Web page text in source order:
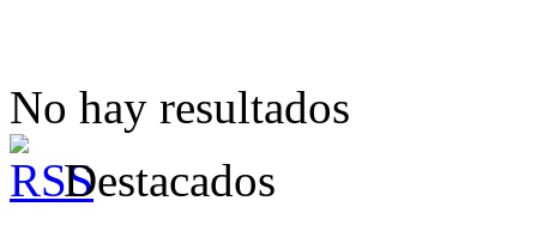
No hay resultados
Destacados